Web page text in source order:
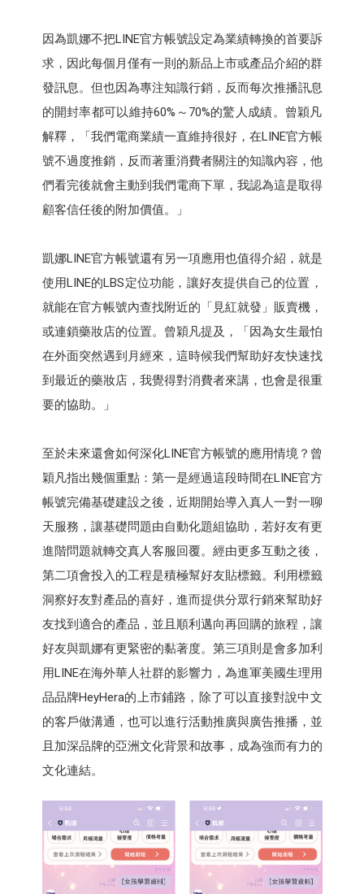
因為凱娜不把LINE官方帳號設定為業績轉換的首要訴
求，因此每個月僅有一則的新品上市或產品介紹的群
發訊息。但也因為專注知識行銷，反而每次推播訊息
的開封率都可以維持60%～70%的驚人成績。曾穎凡
解釋，「我們電商業績一直維持很好，在LINE官方帳
號不過度推銷，反而著重消費者關注的知識內容，他
們看完後就會主動到我們電商下單，我認為這是取得
顧客信任後的附加價值。」
凱娜LINE官方帳號還有另一項應用也值得介紹，就是
使用LINE的LBS定位功能，讓好友提供自己的位置，
就能在官方帳號內查找附近的「見紅就發」販賣機，
或連鎖藥妝店的位置。曾穎凡提及，「因為女生最怕
在外面突然遇到月經來，這時候我們幫助好友快速找
到最近的藥妝店，我覺得對消費者來講，也會是很重
要的協助。」
至於未來還會如何深化LINE官方帳號的應用情境？曾
穎凡指出幾個重點：第一是經過這段時間在LINE官方
帳號完備基礎建設之後，近期開始導入真人一對一聊
天服務，讓基礎問題由自動化題組協助，若好友有更
進階問題就轉交真人客服回覆。經由更多互動之後，
第二項會投入的工程是積極幫好友貼標籤。利用標籤
洞察好友對產品的喜好，進而提供分眾行銷來幫助好
友找到適合的產品，並且順利邁向再回購的旅程，讓
好友與凱娜有更緊密的黏著度。第三項則是會多加利
用LINE在海外華人社群的影響力，為進軍美國生理用
品品牌HeyHera的上市鋪路，除了可以直接對說中文
的客戶做溝通，也可以進行活動推廣與廣告推播，並
且加深品牌的亞洲文化背景和故事，成為強而有力的
文化連結。